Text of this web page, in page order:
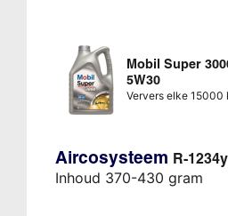
Mobil Super
5W30
Ververs elke 15000
Aircosysteem R-
Inhoud 370-430 gram